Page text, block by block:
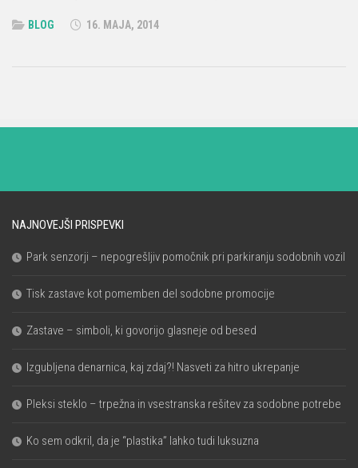
BLOG 16. MAJA, 2014
NAJNOVEJŠI PRISPEVKI
Park senzorji – nepogrešljiv pomočnik pri parkiranju sodobnih vozil
Tisk zastave kot pomemben del sodobne promocije
Zastave – simboli, ki govorijo glasneje od besed
Izgubljena denarnica, kaj zdaj?! Nasveti za hitro ukrepanje
Pleksi steklo – trpežna in vsestranska rešitev za sodobne potrebe
Ko sem odkril, da je “plastika” lahko tudi luksuzna